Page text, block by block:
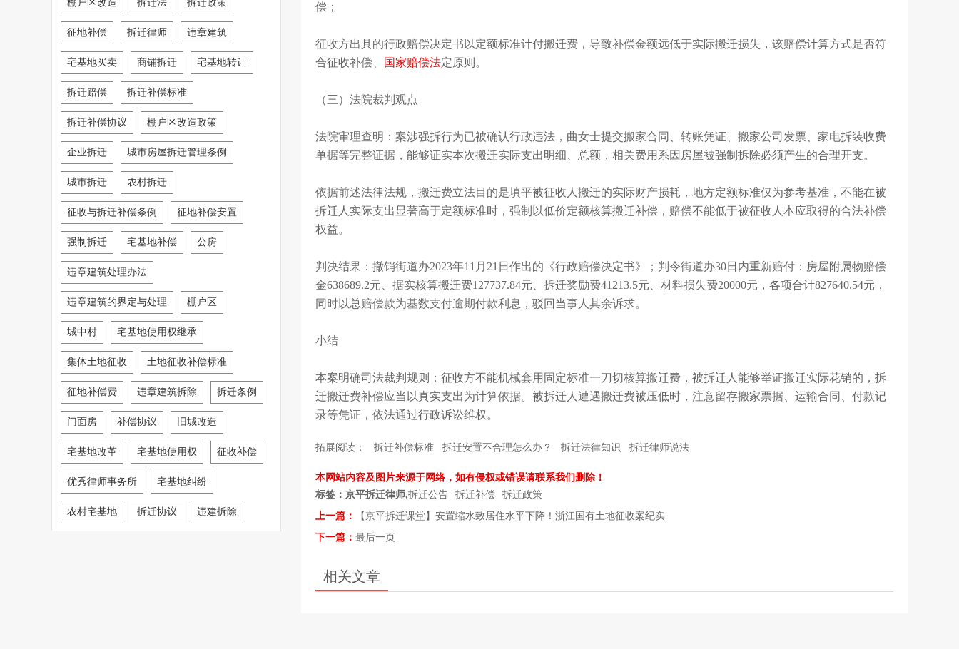
棚户区改造 拆迁法 拆迁政策
征地补偿 拆迁律师 违章建筑
宅基地买卖 商铺拆迁 宅基地转让
拆迁赔偿 拆迁补偿标准
拆迁补偿协议 棚户区改造政策
企业拆迁 城市房屋拆迁管理条例
城市拆迁 农村拆迁
征收与拆迁补偿条例 征地补偿安置
强制拆迁 宅基地补偿 公房
违章建筑处理办法
违章建筑的界定与处理 棚户区
城中村 宅基地使用权继承
集体土地征收 土地征收补偿标准
征地补偿费 违章建筑拆除 拆迁条例
门面房 补偿协议 旧城改造
宅基地改革 宅基地使用权 征收补偿
优秀律师事务所 宅基地纠纷
农村宅基地 拆迁协议 违建拆除
偿；
征收方出具的行政赔偿决定书以定额标准计付搬迁费，导致补偿金额远低于实际搬迁损失，该赔偿计算方式是否符
合征收补偿、
国家赔偿法定原则。
（三）法院裁判观点
法院审理查明：案涉强拆行为已被确认行政违法，曲女士提交搬家合同、转账凭证、搬家公司发票、家电拆装收费
单据等完整证据，能够证实本次搬迁实际支出明细、总额，相关费用系因房屋被强制拆除必须产生的合理开支。
依据前述法律法规，搬迁费立法目的是填平被征收人搬迁的实际财产损耗，地方定额标准仅为参考基准，不能在被
拆迁人实际支出显著高于定额标准时，强制以低价定额核算搬迁补偿，赔偿不能低于被征收人本应取得的合法补偿
权益。
判决结果：撤销街道办2023年11月21日作出的《行政赔偿决定书》；判令街道办30日内重新赔付：房屋附属物赔偿
金638689.2元、据实核算搬迁费127737.84元、拆迁奖励费41213.5元、材料损失费20000元，各项合计827640.54元，
同时以总赔偿款为基数支付逾期付款利息，驳回当事人其余诉求。
小结
本案明确司法裁判规则：征收方不能机械套用固定标准一刀切核算搬迁费，被拆迁人能够举证搬迁实际花销的，拆
迁搬迁费补偿应当以真实支出为计算依据。被拆迁人遭遇搬迁费被压低时，注意留存搬家票据、运输合同、付款记
录等凭证，依法通过行政诉讼维权。
拓展阅读： 拆迁补偿标准 拆迁安置不合理怎么办？ 拆迁法律知识 拆迁律师说法
本网站内容及图片来源于网络，如有侵权或错误请联系我们删除！
标签：京平拆迁律师,拆迁公告 拆迁补偿
拆迁政策
上一篇：
【京平拆迁课堂】安置缩水致居住水平下降！浙江国有土地征收案纪实
下一篇： 最后一页
相关文章